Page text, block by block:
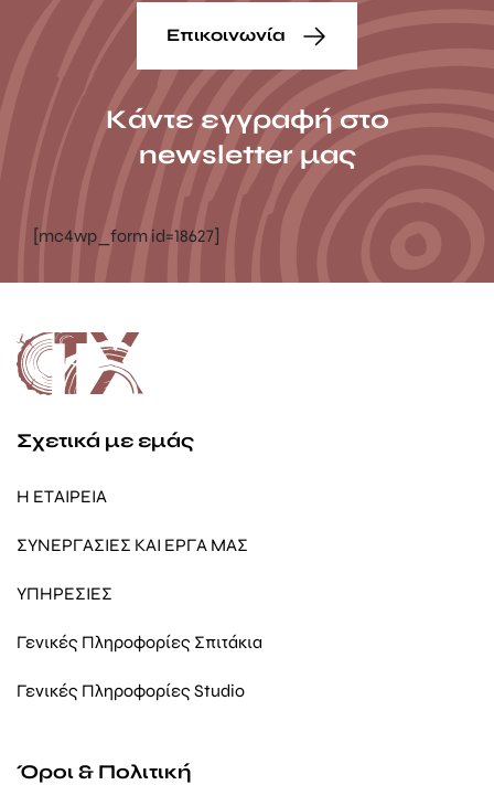
Επικοινωνία
Κάντε εγγραφή στο
newsletter μας
[mc4wp_form id=18627]
Σχετικά με εμάς
Η ΕΤΑΙΡΕΙΑ
ΣΥΝΕΡΓΑΣΙΕΣ ΚΑΙ ΕΡΓΑ ΜΑΣ
ΥΠΗΡΕΣΙΕΣ
Γενικές Πληροφορίες Σπιτάκια
Γενικές Πληροφορίες Studio
Όροι & Πολιτική